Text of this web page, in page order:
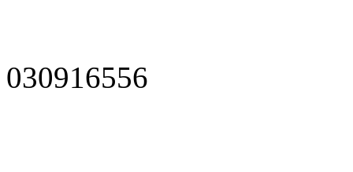
030916556